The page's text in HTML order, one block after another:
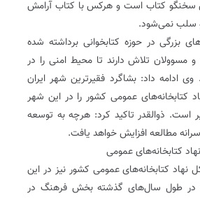
سخنگو کتاب است و هرکس با کتاب آرامش
سلب نمی‌شود.
بزرگی در حوزه کتابخوانی برداشته شده
و مسوولان تلاش دارند تا محیط امنی را در
وی ادامه داد: بشاگرد فقیرترین شهر ایران
کتابخانه‌های عمومی کشور را در این شهر
است. ذوالقدر تاکید کرد: هرچه به توسعه
مطالعه افزایش خواهد یافت.
کتابخانه‌های عمومی
نهاد کتابخانه‌های عمومی کشور نیز در این
در طول‌ سال‌های گذشته بخش فرهنگ در